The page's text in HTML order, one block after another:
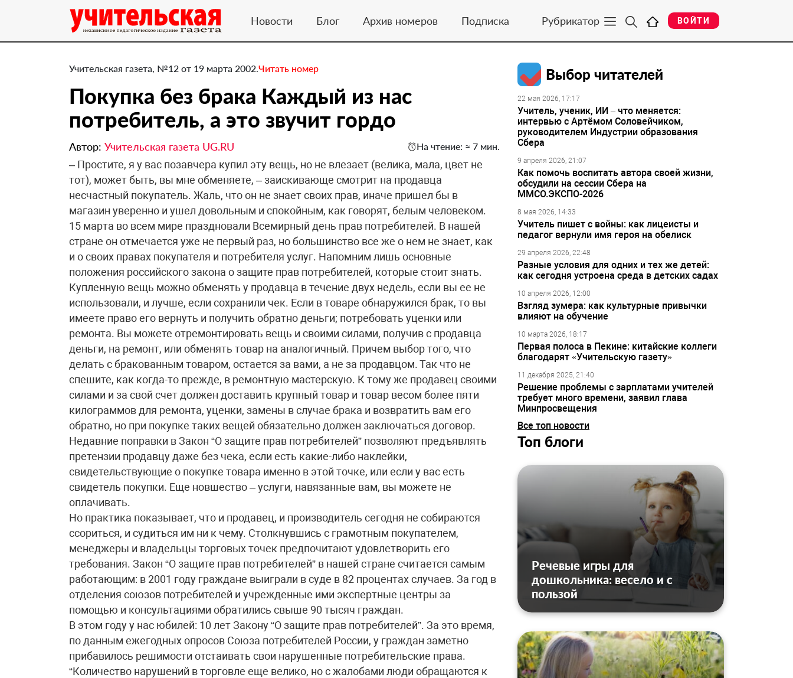
Новости Блог Архив номеров Подписка Рубрикатор ВОЙТИ
Учительская газета, №12 от 19 марта 2002.Читать номер
Покупка без брака Каждый из нас
потребитель, а это звучит гордо
Автор: Учительская газета UG.RU На чтение: ≈ 7 мин.
– Простите, я у вас позавчера купил эту вещь, но не влезает (велика, мала, цвет не
тот), может быть, вы мне обменяете, – заискивающе смотрит на продавца
несчастный покупатель. Жаль, что он не знает своих прав, иначе пришел бы в
магазин уверенно и ушел довольным и спокойным, как говорят, белым человеком.
15 марта во всем мире праздновали Всемирный день прав потребителей. В нашей
стране он отмечается уже не первый раз, но большинство все же о нем не знает, как
и о своих правах покупателя и потребителя услуг. Напомним лишь основные
положения российского закона о защите прав потребителей, которые стоит знать.
Купленную вещь можно обменять у продавца в течение двух недель, если вы ее не
использовали, и лучше, если сохранили чек. Если в товаре обнаружился брак, то вы
имеете право его вернуть и получить обратно деньги; потребовать уценки или
ремонта. Вы можете отремонтировать вещь и своими силами, получив с продавца
деньги, на ремонт, или обменять товар на аналогичный. Причем выбор того, что
делать с бракованным товаром, остается за вами, а не за продавцом. Так что не
спешите, как когда-то прежде, в ремонтную мастерскую. К тому же продавец своими
силами и за свой счет должен доставить крупный товар и товар весом более пяти
килограммов для ремонта, уценки, замены в случае брака и возвратить вам его
обратно, но при покупке таких вещей обязательно должен заключаться договор.
Недавние поправки в Закон “О защите прав потребителей” позволяют предъявлять
претензии продавцу даже без чека, если есть какие-либо наклейки,
свидетельствующие о покупке товара именно в этой точке, или если у вас есть
свидетель покупки. Еще новшество – услуги, навязанные вам, вы можете не
оплачивать.
Но практика показывает, что и продавец, и производитель сегодня не собираются
ссориться, и судиться им ни к чему. Столкнувшись с грамотным покупателем,
менеджеры и владельцы торговых точек предпочитают удовлетворить его
требования. Закон “О защите прав потребителей” в нашей стране считается самым
работающим: в 2001 году граждане выиграли в суде в 82 процентах случаев. За год в
отделения союзов потребителей и учрежденные ими экспертные центры за
помощью и консультациями обратились свыше 90 тысяч граждан.
В этом году у нас юбилей: 10 лет Закону “О защите прав потребителей”. За это время,
по данным ежегодных опросов Союза потребителей России, у граждан заметно
прибавилось решимости отстаивать свои нарушенные потребительские права.
“Количество нарушений в торговле еще велико, но с жалобами люди обращаются к
Выбор читателей
22 мая 2026, 17:17
Учитель, ученик, ИИ – что меняется:
интервью с Артёмом Соловейчиком,
руководителем Индустрии образования
Сбера
9 апреля 2026, 21:07
Как помочь воспитать автора своей жизни,
обсудили на сессии Сбера на
ММСО.ЭКСПО-2026
8 мая 2026, 14:33
Учитель пишет с войны: как лицеисты и
педагог вернули имя героя на обелиск
29 апреля 2026, 22:48
Разные условия для одних и тех же детей:
как сегодня устроена среда в детских садах
10 апреля 2026, 12:00
Взгляд зумера: как культурные привычки
влияют на обучение
10 марта 2026, 18:17
Первая полоса в Пекине: китайские коллеги
благодарят «Учительскую газету»
11 декабря 2025, 21:40
Решение проблемы с зарплатами учителей
требует много времени, заявил глава
Минпросвещения
Все топ новости
Топ блоги
Речевые игры для
дошкольника: весело и с
пользой